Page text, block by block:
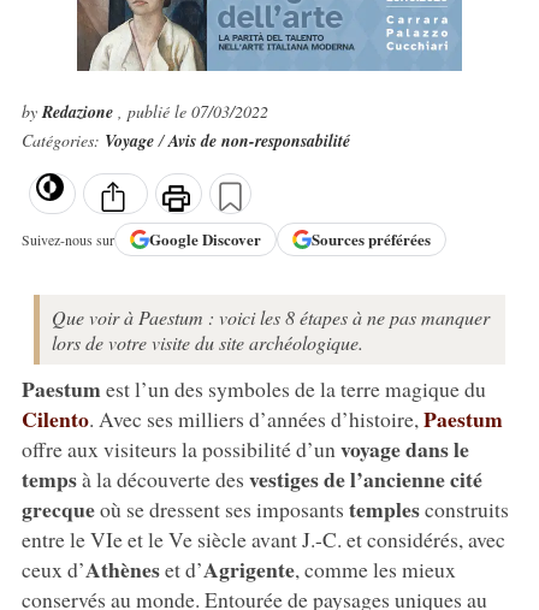
byRedazione , publié le 07/03/2022
Catégories: Voyage/Avis de non-responsabilité
Suivez-nous sur GoogleDiscover Sources préférées
Que voir à Paestum : voici les 8 étapes à ne pas manquer
lors de votre visite du site archéologique.
Paestumest l’un des symboles de la terre magique du
Cilento. Avec ses milliers d’années d’histoire, Paestum
offre aux visiteurs la possibilité d’un voyage dans le
tempsà la découverte des vestiges de l’ancienne cité
grecqueoù se dressent ses imposants templesconstruits
entre le VIe et le Ve siècle avant J.-C. et considérés, avec
ceux d’Athèneset d’Agrigente, comme les mieux
conservés au monde. Entourée de paysages uniques au